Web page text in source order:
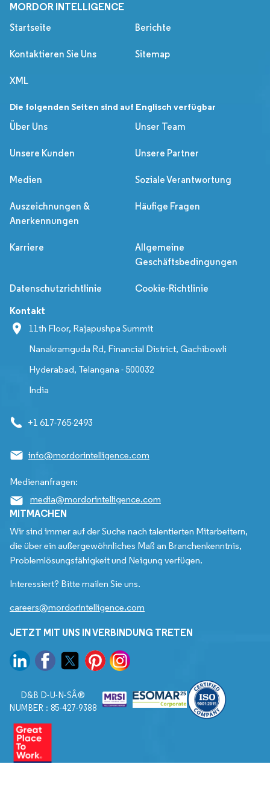
MORDOR INTELLIGENCE
Startseite Berichte
Kontaktieren Sie Uns Sitemap
XML
Die folgenden Seiten sind auf Englisch verfügbar
Über Uns
Unser Team
Unsere Kunden Unsere Partner
Medien Soziale Verantwortung
Auszeichnungen &
Anerkennungen
Häufige Fragen
Karriere
Allgemeine
Geschäftsbedingungen
Datenschutzrichtlinie Cookie-Richtlinie
Kontakt
11th Floor, Rajapushpa Summit
Nanakramguda Rd, Financial District, Gachibowli
Hyderabad, Telangana - 500032
India
+1 617-765-2493
info@mordorintelligence.com
Medienanfragen:
media@mordorintelligence.com
MITMACHEN
Wir sind immer auf der Suche nach talentierten Mitarbeitern,
die über ein außergewöhnliches Maß an Branchenkenntnis,
Problemlösungsfähigkeit und Neigung verfügen.
Interessiert? Bitte mailen Sie uns.
careers@mordorintelligence.com
JETZT MIT UNS IN VERBINDUNG TRETEN
D&B D-U-N-SÂ®
NUMBER : 85-427-9388